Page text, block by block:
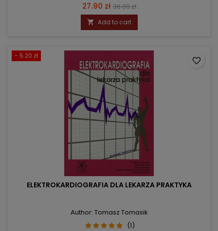
Price
27.90 zł Regular
price
36.00 zł
 Add to cart
- 5.20 zł
ELEKTROKARDIOGRAFIA DLA LEKARZA PRAKTYKA
Author: Tomasz Tomasik
(1)
favorite_border